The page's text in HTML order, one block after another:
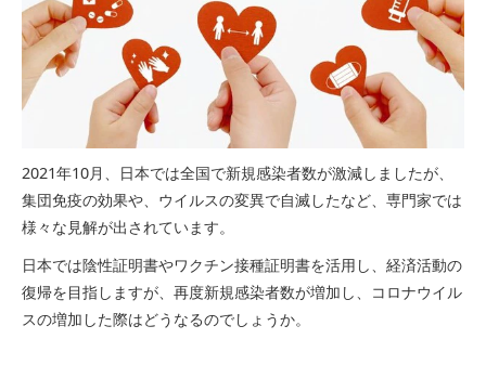
2021年10月、日本では全国で新規感染者数が激減しましたが、
集団免疫の効果や、ウイルスの変異で自滅したなど、専門家では
様々な見解が出されています。
日本では陰性証明書やワクチン接種証明書を活用し、経済活動の
復帰を目指しますが、再度新規感染者数が増加し、コロナウイル
スの増加した際はどうなるのでしょうか。